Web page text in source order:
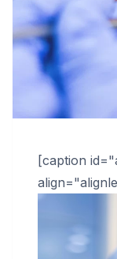
[caption